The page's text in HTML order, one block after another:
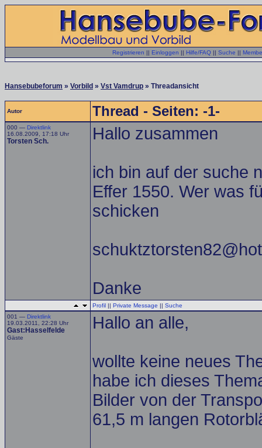
Registrieren || Einloggen || Hilfe/FAQ || Suche ||
Hansebubeforum » Vorbild » Vst Vamdrup » Threadansicht
Autor Thread - Seiten: -1-
000 — Direktlink
16.08.2009, 17:18 Uhr
Torsten Sch. Hallo zusammen
ich bin auf der suche
Effer 1550. Wer was
schicken
Danke
Profil || Private Message || Suche
001 — Direktlink
19.03.2011, 22:28 Uhr
Gast:Hasselfelde
Gäste
Hallo an alle,
wollte keine neues
habe ich dieses
Bilder von der
61,5 m langen